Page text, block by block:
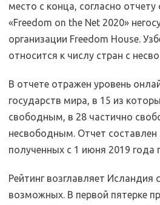
место с конца, согласно
«Freedom on the Net 2020»
организации Freedom House.
относится к числу стран с
В отчете отражен уровень
государств мира, в 15 из
свободным, в 28 частично
несвободным. Отчет составлен
полученных с 1 июня 2019 года
Рейтинг возглавляет Исландия
возможных. В первой пятерке